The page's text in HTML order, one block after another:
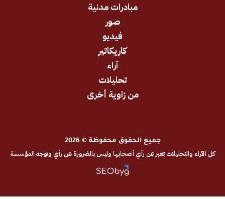
مبادرات مدنية
من زاوية أخرى
جميع الحقوق محفوظة © 2026
تعبر عن رأي أصحابها وليس بالضرورة عن رأي وتوجه المؤسسة